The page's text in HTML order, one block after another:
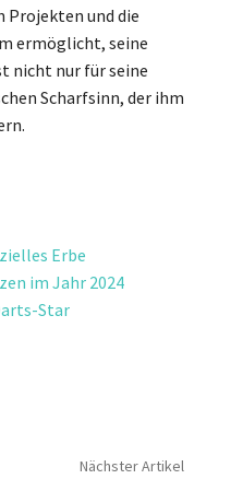
Projekten und die
ermöglicht, seine
nicht nur für seine
Scharfsinn, der ihm
Erbe
im Jahr 2024
Star
Nächster Artikel